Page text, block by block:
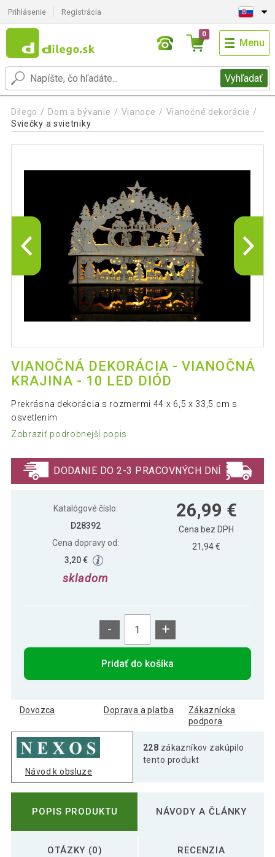
Prihlásenie Registrácia
Vyhľadať
0
Menu
Dilego Dom a bývanie Vianoce
Vianočné dekorácie
Sviečky a svietniky
VIANOČNÁ DEKORÁCIA - VIANOČNÁ
KRAJINA - 10 LED DIÓD
Prekrásna dekorácia s rozmermi 44 x 6,5 x 33,5 cm s
osvetlením
Zobraziť podrobnejší popis
DODANIE DO 2-3 PRACOVNÝCH DNÍ
Katalógové číslo:
D28392
Cena dopravy od:
3,20 €
skladom
26,99 €
Cena bez DPH
21,94 €
- +
Pridať do košíka
Dovozca Doprava a platba
Zákaznícka
podpora
Návod k obsluze
228 zákazníkov zakúpilo
tento produkt
POPIS PRODUKTU NÁVODY A ČLÁNKY
OTÁZKY (0) RECENZIA